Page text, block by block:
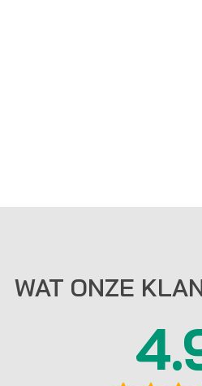
WAT ONZE